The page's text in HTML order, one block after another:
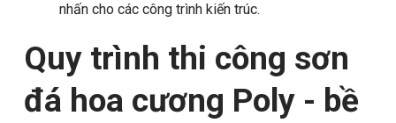
nhấn cho các công trình kiến trúc.
Quy trình thi công sơn
đá hoa cương Poly - bề